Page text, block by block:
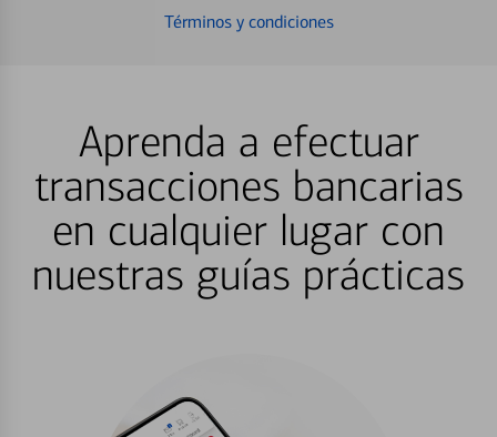
Términos y condiciones
Aprenda a efectuar
transacciones bancarias
en cualquier lugar con
nuestras guías prácticas